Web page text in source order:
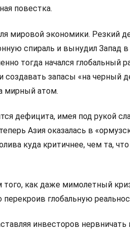
повестка.
мировой экономики. Резкий
спираль и вынудил Запад в
тогда начался глобальный
создавать запасы «на черный
мирный атом.
дефицита, имея под рукой
Азия оказалась в
куда критичнее, чем та,
как даже мимолетный
глобальную
инвесторов нервничать